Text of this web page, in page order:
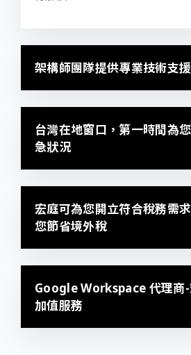
架構師團隊提供專業技術支援
台灣在地窗口，第一時間為
急狀況
宏庭可為您開立符合稅務需
您節省境外稅
Google Workspace 代理商-
加值服務